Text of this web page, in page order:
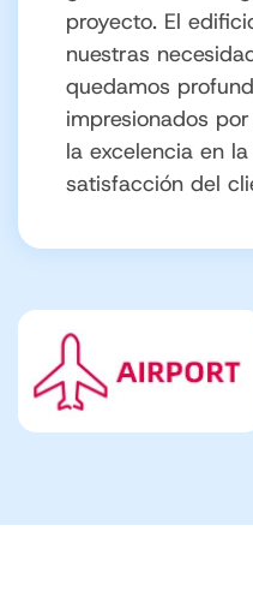
capacidad para
con los miembros
pesar de la
realmente